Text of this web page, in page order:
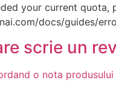
your current
docs/guides/
scrie un
o nota produsului